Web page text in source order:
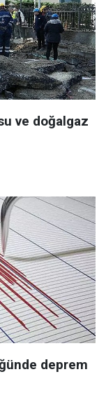
ve doğalgaz
deprem